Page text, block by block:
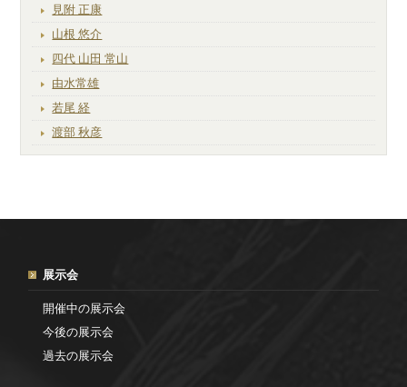
見附 正康
山根 悠介
四代 山田 常山
由水常雄
若尾 経
渡部 秋彦
展示会
開催中の展示会
今後の展示会
過去の展示会